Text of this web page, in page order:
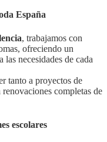
España
, trabajamos con
ofreciendo un
necesidades de cada
tanto a proyectos de
completas de
escolares